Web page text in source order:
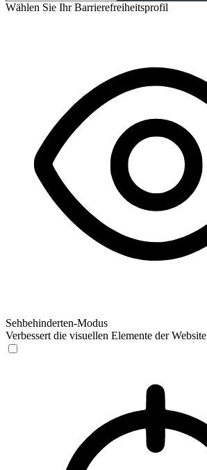
Wählen Sie Ihr Barrierefreiheitsprofil
Sehbehinderten-Modus
Verbessert die visuellen Elemente der Website